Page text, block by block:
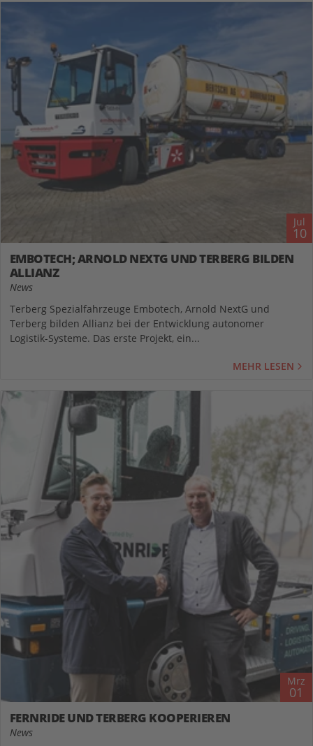
Jul
10
EMBOTECH; ARNOLD NEXTG UND TERBERG BILDEN
ALLIANZ
News
Terberg Spezialfahrzeuge Embotech, Arnold NextG und
Terberg bilden Allianz bei der Entwicklung autonomer
Logistik-Systeme. Das erste Projekt, ein...
MEHR LESEN
Mrz
01
FERNRIDE UND TERBERG KOOPERIEREN
News